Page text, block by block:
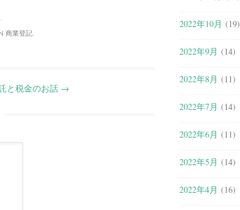
商業登記.
と税金のお話 →
2022年10月 (19)
2022年9月 (14)
2022年8月 (11)
2022年7月 (14)
2022年6月 (11)
2022年5月 (14)
2022年4月 (16)